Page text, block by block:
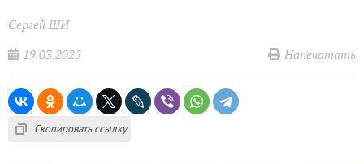
Сергей ШИ
19.03.2025
Напечатать
Скопировать ссылку